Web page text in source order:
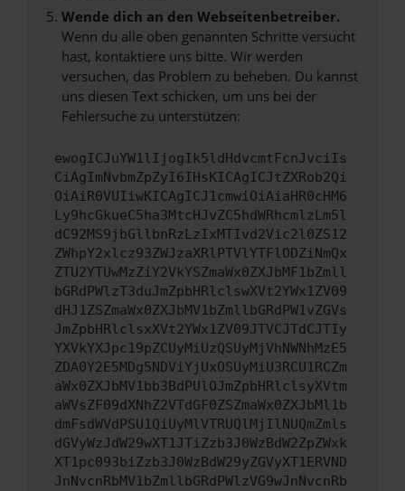
Wende dich an den Webseitenbetreiber.
Wenn du alle oben genannten Schritte versucht
hast, kontaktiere uns bitte. Wir werden
versuchen, das Problem zu beheben. Du kannst
uns diesen Text schicken, um uns bei der
Fehlersuche zu unterstützen:
ewogICJuYW1lIjogIk5ldHdvcmtFcnJvciIs
CiAgImNvbmZpZyI6IHsKICAgICJtZXRob2Qi
OiAiR0VUIiwKICAgICJ1cmwiOiAiaHR0cHM6
Ly9hcGkueC5ha3MtcHJvZC5hdWRhcmlzLm5l
dC92MS9jbGllbnRzLzIxMTIvd2Vic2l0ZS12
ZWhpY2xlcz93ZWJzaXRlPTVlYTFlODZiNmQx
ZTU2YTUwMzZiY2VkYSZmaWx0ZXJbMF1bZmll
bGRdPWlzT3duJmZpbHRlclswXVt2YWx1ZV09
dHJ1ZSZmaWx0ZXJbMV1bZmllbGRdPW1vZGVs
JmZpbHRlclsxXVt2YWx1ZV09JTVCJTdCJTIy
YXVkYXJpc19pZCUyMiUzQSUyMjVhNWNhMzE5
ZDA0Y2E5MDg5NDViYjUxOSUyMiU3RCU1RCZm
aWx0ZXJbMV1bb3BdPUlOJmZpbHRlclsyXVtm
aWVsZF09dXNhZ2VTdGF0ZSZmaWx0ZXJbMl1b
dmFsdWVdPSU1QiUyMlVTRUQlMjIlNUQmZmls
dGVyWzJdW29wXT1JTiZzb3J0WzBdW2ZpZWxk
XT1pc093biZzb3J0WzBdW29yZGVyXT1ERVND
JnNvcnRbMV1bZmllbGRdPWlzVG9wJnNvcnRb